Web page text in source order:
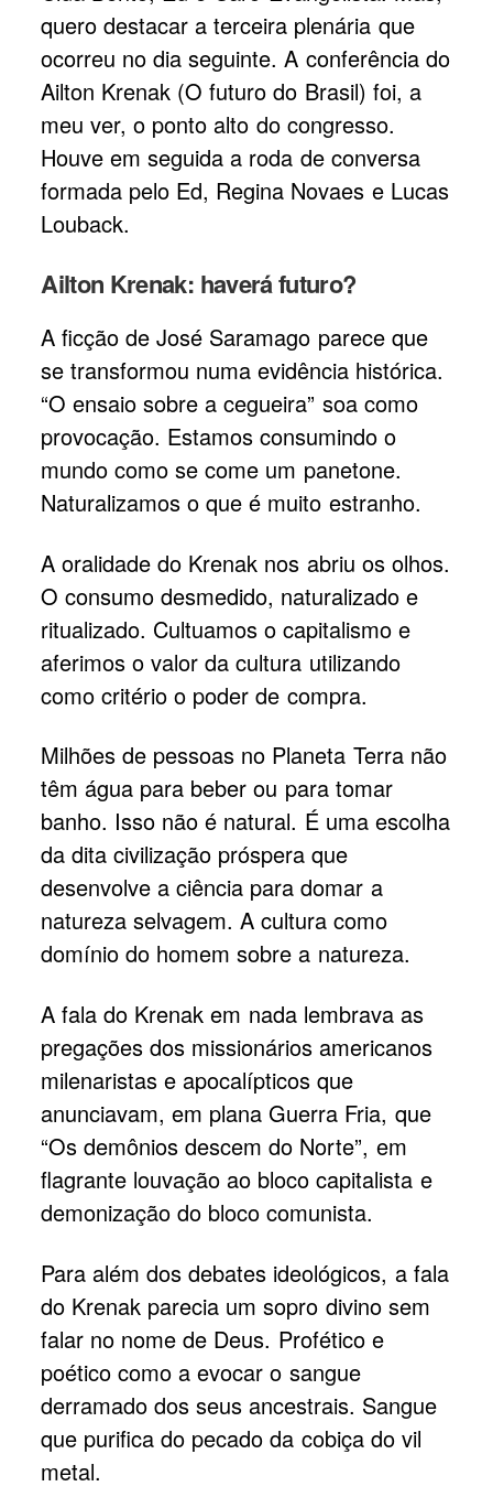
quero destacar a terceira plenária que
ocorreu no dia seguinte. A conferência do
Ailton Krenak (O futuro do Brasil) foi, a
meu ver, o ponto alto do congresso.
Houve em seguida a roda de conversa
formada pelo Ed, Regina Novaes e Lucas
Louback.
Ailton Krenak: haverá futuro?
A ficção de José Saramago parece que
se transformou numa evidência histórica.
“O ensaio sobre a cegueira” soa como
provocação. Estamos consumindo o
mundo como se come um panetone.
Naturalizamos o que é muito estranho.
A oralidade do Krenak nos abriu os olhos.
O consumo desmedido, naturalizado e
ritualizado. Cultuamos o capitalismo e
aferimos o valor da cultura utilizando
como critério o poder de compra.
Milhões de pessoas no Planeta Terra não
têm água para beber ou para tomar
banho. Isso não é natural. É uma escolha
da dita civilização próspera que
desenvolve a ciência para domar a
natureza selvagem. A cultura como
domínio do homem sobre a natureza.
A fala do Krenak em nada lembrava as
pregações dos missionários americanos
milenaristas e apocalípticos que
anunciavam, em plana Guerra Fria, que
“Os demônios descem do Norte”, em
flagrante louvação ao bloco capitalista e
demonização do bloco comunista.
Para além dos debates ideológicos, a fala
do Krenak parecia um sopro divino sem
falar no nome de Deus. Profético e
poético como a evocar o sangue
derramado dos seus ancestrais. Sangue
que purifica do pecado da cobiça do vil
metal.